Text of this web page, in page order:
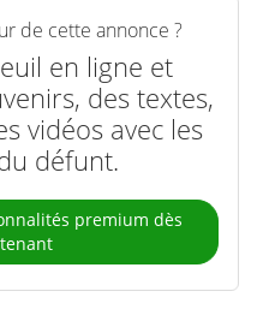
de cette annonce ?
en ligne et
des textes,
vidéos avec les
défunt.
premium dès